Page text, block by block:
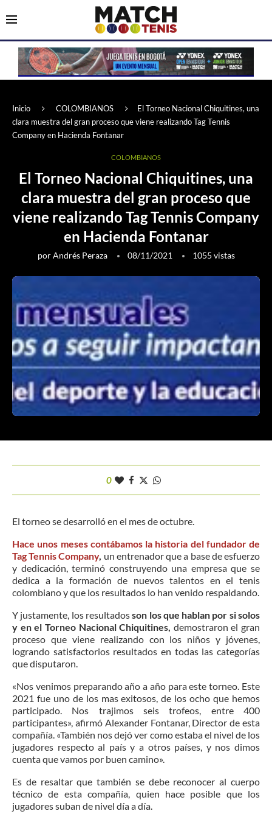
Inicio COLOMBIANOS
El Torneo Nacional Chiquitines, una
clara muestra del gran proceso que viene realizando Tag Tennis
Company en Hacienda Fontanar
COLOMBIANOS
El Torneo Nacional Chiquitines, una
clara muestra del gran proceso que
viene realizando Tag Tennis Company
en Hacienda Fontanar
porAndrés Peraza 08/11/2021 1055 vistas
0
El torneo se desarrolló en el mes de octubre.
Hace unos meses contábamos la historia del fundador de
Tag Tennis Company, un entrenador que a base de esfuerzo
y dedicación, terminó construyendo una empresa que se
dedica a la formación de nuevos talentos en el tenis
colombiano y que los resultados lo han venido respaldando.
Y justamente, los resultadosson los que hablan por si solos
y en el Torneo Nacional Chiquitines, demostraron el gran
proceso que viene realizando con los niños y jóvenes,
logrando satisfactorios resultados en todas las categorías
que disputaron.
«Nos venimos preparando año a año para este torneo. Este
2021 fue uno de los mas exitosos, de los ocho que hemos
participado. Nos trajimos seis trofeos, entre 400
participantes», afirmó Alexander Fontanar, Director de esta
compañía. «También nos dejó ver como estaba el nivel de los
jugadores respecto al país y a otros países, y nos dimos
cuenta que vamos por buen camino».
Es de resaltar que también se debe reconocer al cuerpo
técnico de esta compañía, quien hace posible que los
jugadores suban de nivel día a día.